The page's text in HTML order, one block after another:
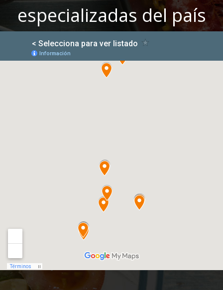
especializadas del país